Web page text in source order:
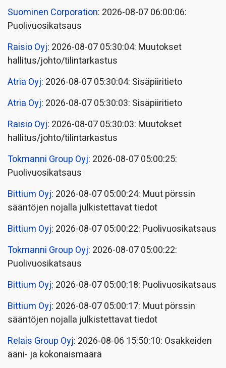
Suominen Corporation: 2026-08-07 06:00:06:
Puolivuosikatsaus
Raisio Oyj: 2026-08-07 05:30:04: Muutokset
hallitus/johto/tilintarkastus
Atria Oyj: 2026-08-07 05:30:04: Sisäpiiritieto
Atria Oyj: 2026-08-07 05:30:03: Sisäpiiritieto
Raisio Oyj: 2026-08-07 05:30:03: Muutokset
hallitus/johto/tilintarkastus
Tokmanni Group Oyj: 2026-08-07 05:00:25:
Puolivuosikatsaus
Bittium Oyj: 2026-08-07 05:00:24: Muut pörssin
sääntöjen nojalla julkistettavat tiedot
Bittium Oyj: 2026-08-07 05:00:22: Puolivuosikatsaus
Tokmanni Group Oyj: 2026-08-07 05:00:22:
Puolivuosikatsaus
Bittium Oyj: 2026-08-07 05:00:18: Puolivuosikatsaus
Bittium Oyj: 2026-08-07 05:00:17: Muut pörssin
sääntöjen nojalla julkistettavat tiedot
Relais Group Oyj: 2026-08-06 15:50:10: Osakkeiden
ääni- ja kokonaismäärä